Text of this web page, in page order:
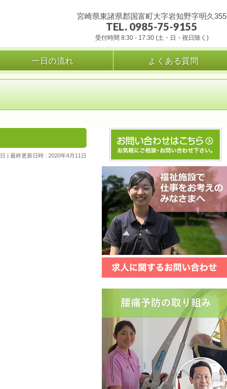
宮崎県東諸県郡国富町大字岩知野字明久355
TEL. 0985-75-9155
受付時間 8:30 - 17:30 (土・日・祝日除く)
一日の流れ よくある質問
最終更新日時 : 2020年4月11日